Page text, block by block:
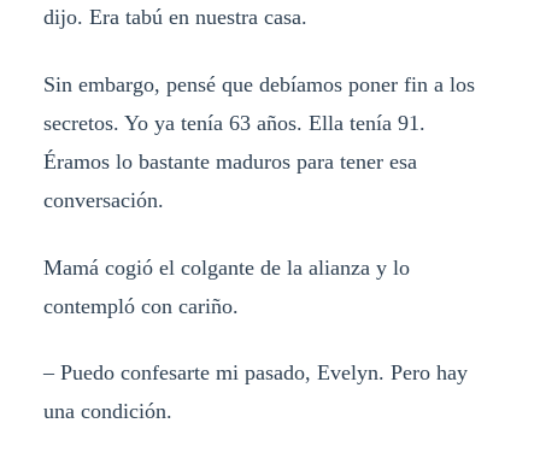
dijo. Era tabú en nuestra casa.
Sin embargo, pensé que debíamos poner fin a los
secretos. Yo ya tenía 63 años. Ella tenía 91.
Éramos lo bastante maduros para tener esa
conversación.
Mamá cogió el colgante de la alianza y lo
contempló con cariño.
– Puedo confesarte mi pasado, Evelyn. Pero hay
una condición.